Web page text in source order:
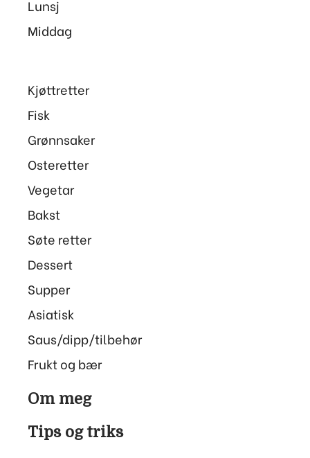
Lunsj
Middag
Kjøttretter
Fisk
Grønnsaker
Osteretter
Vegetar
Bakst
Søte retter
Dessert
Supper
Asiatisk
Saus/dipp/tilbehør
Frukt og bær
Om meg
Tips og triks